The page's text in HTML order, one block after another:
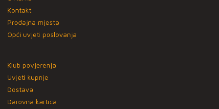
Kontakt
Prodajna mjesta
Opći uvjeti poslovanja
Klub povjerenja
Uvjeti kupnje
Dostava
Darovna kartica